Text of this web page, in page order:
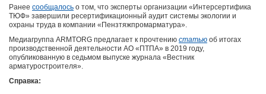
Ранее сообщалось о том, что эксперты организации «Интерсертифика
ТЮФ» завершили ресертификационный аудит системы экологии и
охраны труда в компании «Пензтяжпромарматура».
Медиагруппа ARMTORG предлагает к прочтению статью об итогах
производственной деятельности АО «ПТПА» в 2019 году,
опубликованную в седьмом выпуске журнала «Вестник
арматуростроителя».
Справка: